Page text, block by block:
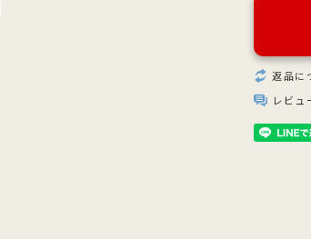
返品に
レビ